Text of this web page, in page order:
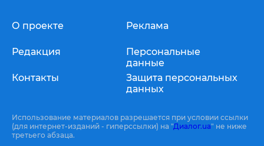
О проекте
Редакция
Контакты
Реклама
Персональные
данные
Защита персональных
данных
Использование материалов разрешается при условии ссылки
(для интернет-изданий - гиперссылки) на "Диалог.ua" не ниже
третьего абзаца.